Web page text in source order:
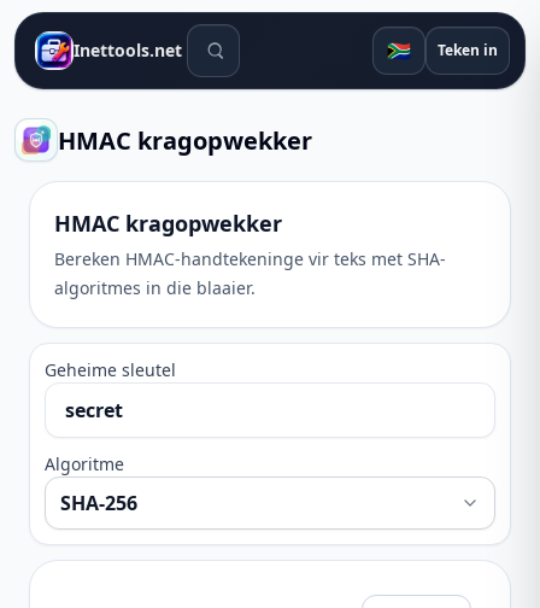
Inettools.net Soek gereedskap 🇿🇦 Teken in
HMAC kragopwekker
HMAC kragopwekker
Bereken HMAC-handtekeninge vir teks met SHA-
algoritmes in die blaaier.
Geheime sleutel
Algoritme